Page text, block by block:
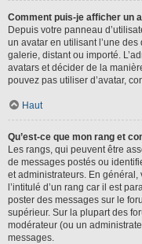
Comment puis-je afficher un
Depuis votre panneau
un avatar en utilisant l’une
galerie, distant ou importé.
avatars et décider de la
pouvez pas utiliser d’avatar,
Haut
Qu’est-ce que mon rang et
Les rangs, qui peuvent être
de messages postés ou
et administrateurs. En
l’intitulé d’un rang car il est
poster des messages sur le
supérieur. Sur la plupart des
modérateur (ou un
messages.